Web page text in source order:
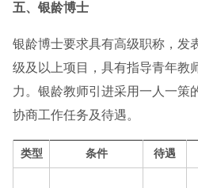
五、银龄博士
银龄博士要求具有高级职称，发
级及以上项目，具有指导青年教
力。银龄教师引进采用一人一策
协商工作任务及待遇。
类型 条件 待遇